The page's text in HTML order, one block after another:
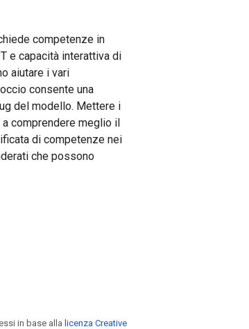
competenze in
e capacità interattiva di
aiutare i vari
consente una
del modello. Mettere i
comprendere meglio il
di competenze nei
che possono
in base alla licenza Creative